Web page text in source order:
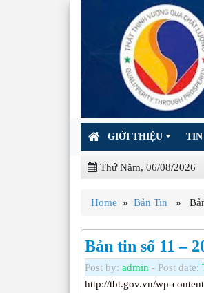
GIỚI THIỆU TIN
Thứ Năm, 06/08/2026
Home » Bản Tin » Bản
Bản tin số 11 –
Post by: admin - Post date:
http://tbt.gov.vn/wp-